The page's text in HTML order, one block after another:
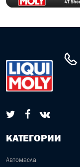
КАТЕГОРИИ
Автомасла